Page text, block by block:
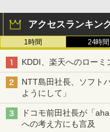
アクセスランキン
1時間 24時間
KDDI、楽天へのローミ
NTT島田社長、ソフト
ようにして」
ドコモ前田社長が「
への考え方にも言及